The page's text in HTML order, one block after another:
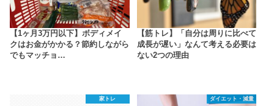
【1ヶ月3万円以下】ボディメイ
クはお金がかかる？節約しながら
でもマッチョ…
【筋トレ】「自分は周りに比べて
成長が遅い」なんて考える必要は
ない2つの理由
家トレ ダイエット・減量